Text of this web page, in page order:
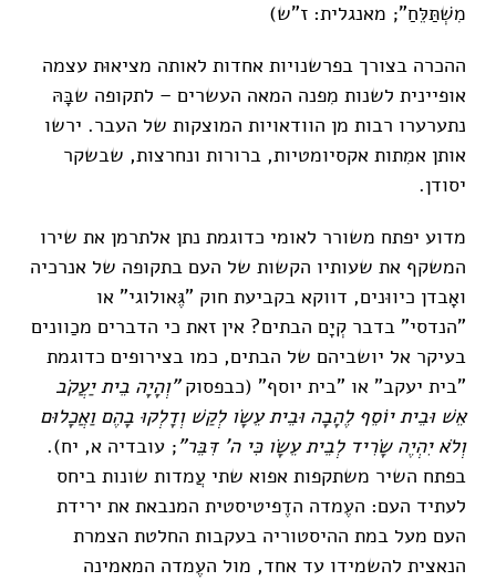
מִשְׁתַּלֵּחַ"; מאנגלית: ז"ש)
ההכרה בצורך בפרשנויות אחדות לאותה מציאוּת עצמה
אופיינית לשנות מִפנה המאה העשרים – לתקופה שבָּהּ
נתערערו רבות מן הוודאויות המוצקות של העבר. ירשו
אותן אמִתות אקסיומטיות, ברורות ונחרצות, שבשקר
יסודן.
מדוע יפתח משורר לאומי כדוגמת נתן אלתרמן את שירו
המשקף את שעותיו הקשות של העם בתקופה של אנרכיה
ואָבדן כיווּנים, דווקא בקביעת חוק "גֶּאולוגי" או
"הנדסי" בדבר קְיָם הבתים? אין זאת כי הדברים מכַוונים
בעיקר אל יושביהם של הבתים, כמו בצירופים כדוגמת
"בית יעקב" או "בית יוסף" (כבפסוק"וְהָיָה בֵית יַעֲקֹב
אֵשׁ וּבֵית יוֹסֵף לֶהָבָה וּבֵית עֵשָׂו לְקַשׁ וְדָלְקוּ בָהֶם וַאֲכָלוּם
וְלֹא יִהְיֶה שָׂרִיד לְבֵית עֵשָׂו כִּי ה' דִּבֵּר"; עובדיה א, יח).
בפתח השיר משתקפות אפוא שתי עֲמדות שונות ביחס
לעתיד העם: העֶמדה הדֶפיטיסטית המנבאת את ירידת
העם מעל במת ההיסטוריה בעקבות החלטת הצמרת
הנאצית להשמידו עד אחד, מול העֶמדה המאמינה